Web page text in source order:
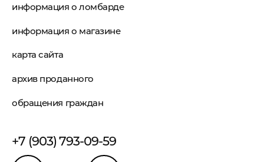
информация о ломбарде
информация о магазине
карта сайта
архив проданного
обращения граждан
+7 (903) 793-09-59